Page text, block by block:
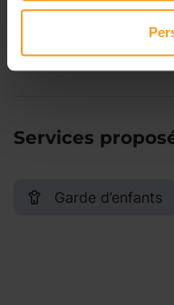
Dimanche
Services
Garde d’enfants